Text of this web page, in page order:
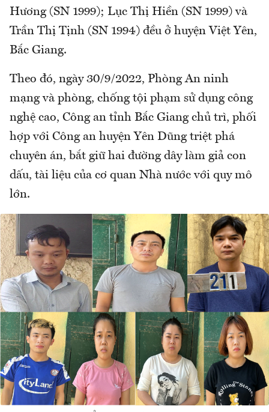
Hương (SN 1999); Lục Thị Hiền (SN 1999) và
Trần Thị Tịnh (SN 1994) đều ở huyện Việt Yên,
Bắc Giang.
Theo đó, ngày 30/9/2022, Phòng An ninh
mạng và phòng, chống tội phạm sử dụng công
nghệ cao, Công an tỉnh Bắc Giang chủ trì, phối
hợp với Công an huyện Yên Dũng triệt phá
chuyên án, bắt giữ hai đường dây làm giả con
dấu, tài liệu của cơ quan Nhà nước với quy mô
lớn.